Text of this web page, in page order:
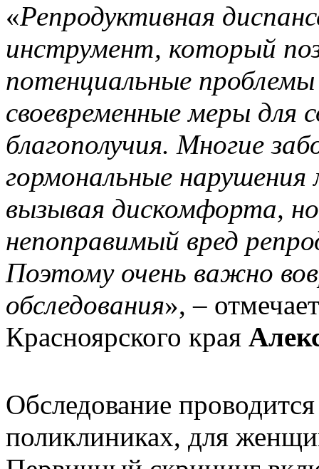
«Репродуктивная
инструмент, который
потенциальные
своевременные меры для
благополучия. Многие
гормональные
вызывая дискомфорта,
непоправимый вред
Поэтому очень важно
обследования», –
Красноярского края
Обследование
поликлиниках, для